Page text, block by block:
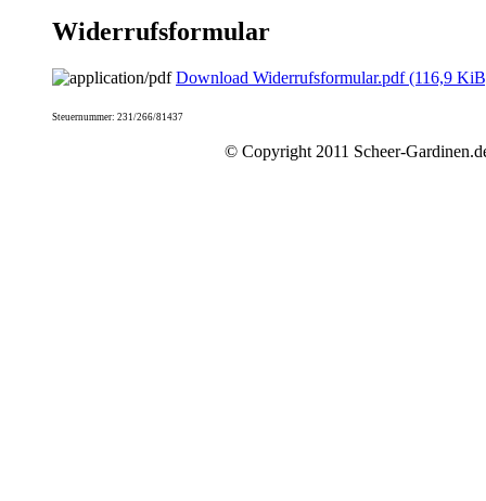
Widerrufsformular
Download Widerrufsformular.pdf(116,9
Steuernummer: 231/266/81437
© Copyright 2011 Scheer-